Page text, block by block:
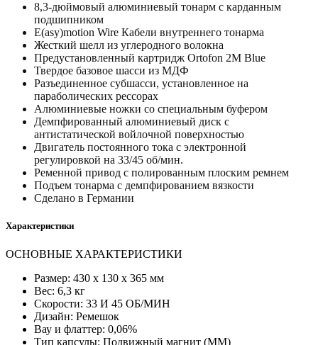
8,3-дюймовый алюминиевый тонарм с карданным
подшипником
E(asy)motion Wire Кабели внутреннего тонарма
Жесткий шелл из углеродного волокна
Предустановленный картридж Ortofon 2M Blue
Твердое базовое шасси из МДФ
Разъединенное субшасси, установленное на
параболических рессорах
Алюминиевые ножки со специальным буфером
Демпфированный алюминиевый диск с
антистатической войлочной поверхностью
Двигатель постоянного тока с электронной
регулировкой на 33/45 об/мин.
Ременной привод с полированным плоским ремнем
Подъем тонарма с демпфированием вязкости
Сделано в Германии
Характеристики
ОСНОВНЫЕ ХАРАКТЕРИСТИКИ
Размер: 430 x 130 x 365 мм
Вес: 6,3 кг
Скорости: 33 И 45 ОБ/МИН
Дизайн: Ремешок
Вау и флаттер: 0,06%
Тип капсулы: Подвижный магнит (MM)